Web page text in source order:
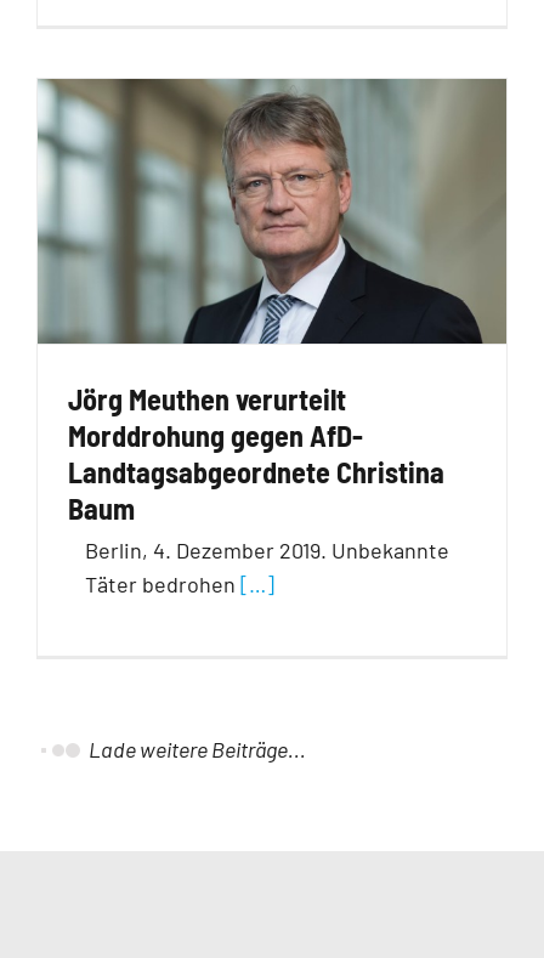
Jörg Meuthen verurteilt
Morddrohung gegen AfD-
Landtagsabgeordnete Christina
Baum
Berlin, 4. Dezember 2019. Unbekannte
Täter bedrohen […]